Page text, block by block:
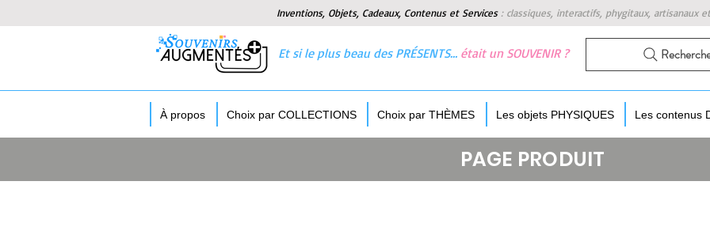
Inventions, Objets, Cadeaux, Contenus et Services : classiques, interactifs, phygitaux, artisanaux
Et si le plus beau des PRÉSENTS… était un SOUVENIR ?
À propos Choix par COLLECTIONS Choix par THÈMES Les objets PHYSIQUES Les contenus
PAGE PRODUIT